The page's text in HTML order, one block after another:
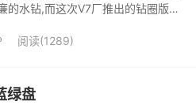
水钻,而这次V7厂推出的钻圈版本,
阅读(1289)
绿盘